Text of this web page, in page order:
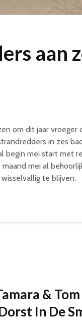
aan
om dit jaar vroeger
in zes
begin mei start met
mei al
te blijven.
&
In De